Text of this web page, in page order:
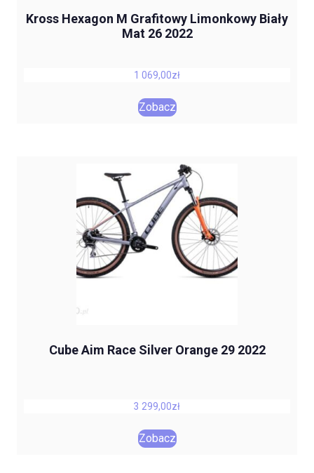
Kross Hexagon M Grafitowy Limonkowy Biały
Mat 26 2022
1 069,00zł
Zobacz
Cube Aim Race Silver Orange 29 2022
3 299,00zł
Zobacz